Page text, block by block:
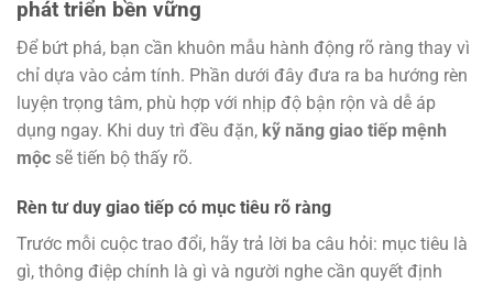
phát triển bền vững
Để bứt phá, bạn cần khuôn mẫu hành động rõ ràng thay vì
chỉ dựa vào cảm tính. Phần dưới đây đưa ra ba hướng rèn
luyện trọng tâm, phù hợp với nhịp độ bận rộn và dễ áp
dụng ngay. Khi duy trì đều đặn, kỹ năng giao tiếp mệnh
mộc sẽ tiến bộ thấy rõ.
Rèn tư duy giao tiếp có mục tiêu rõ ràng
Trước mỗi cuộc trao đổi, hãy trả lời ba câu hỏi: mục tiêu là
gì, thông điệp chính là gì và người nghe cần quyết định